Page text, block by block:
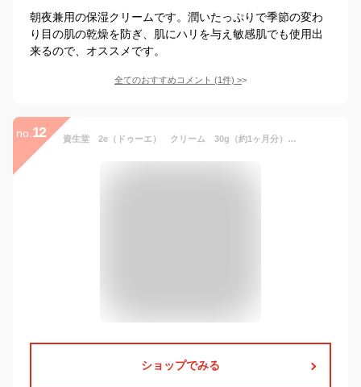
朝夜兼用の保湿クリームです。潤いたっぷりで季節の変わ
り目の肌の乾燥を防ぎ、肌にハリを与え敏感肌でも使用出
来るので、オススメです。
全てのおすすめコメント (1件) >
no. 12 資生堂 2e（ドゥーエ） クリーム 30g（約1ヶ月分）顔・体用保湿クリーム 【HLS_DU】
ショップでみる